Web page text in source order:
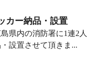
カー納品・設置
県内の消防署に1連2人
設置させて頂きま...